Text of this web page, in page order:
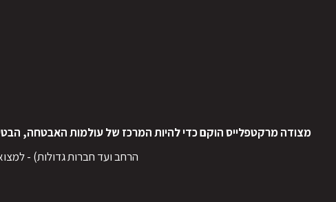
מצודה מרקטפלייס הוקם כדי להיות המרכז של עולמות האבטחה,
הרחב ועד חברות גדולות) -